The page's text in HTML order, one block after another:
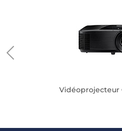
Vidéoprojecteur